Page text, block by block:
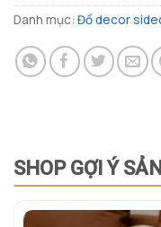
Danh mục: Đồ decor
SHOP GỢI Ý